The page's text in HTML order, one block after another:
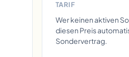
TARIF
Wer keinen aktiven
diesen Preis
Sondervertrag.